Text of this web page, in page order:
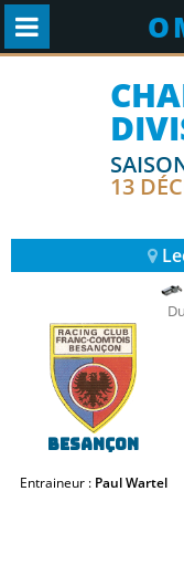
13
Besançon
Entraineur : Paul Wartel